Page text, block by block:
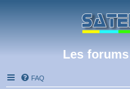
Les
FAQ